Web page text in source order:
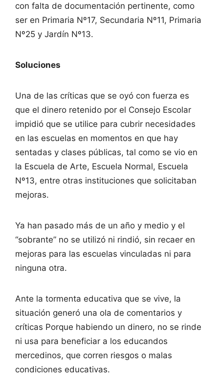
con falta de documentación pertinente, como
ser en Primaria Nº17, Secundaria Nº11, Primaria
Nº25 y Jardín Nº13.
Soluciones
Una de las críticas que se oyó con fuerza es
que el dinero retenido por el Consejo Escolar
impidió que se utilice para cubrir necesidades
en las escuelas en momentos en que hay
sentadas y clases públicas, tal como se vio en
la Escuela de Arte, Escuela Normal, Escuela
Nº13, entre otras instituciones que solicitaban
mejoras.
Ya han pasado más de un año y medio y el
“sobrante” no se utilizó ni rindió, sin recaer en
mejoras para las escuelas vinculadas ni para
ninguna otra.
Ante la tormenta educativa que se vive, la
situación generó una ola de comentarios y
críticas Porque habiendo un dinero, no se rinde
ni usa para beneficiar a los educandos
mercedinos, que corren riesgos o malas
condiciones educativas.